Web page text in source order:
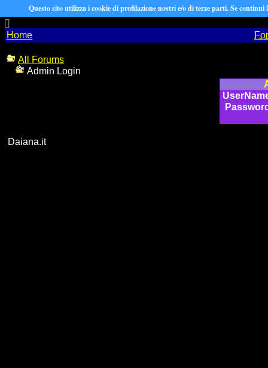
Home
All Forums
Admin Login
Daiana.it
Questo sito utilizza i cookie di profilazione nostri e/o di terze parti. Se continui